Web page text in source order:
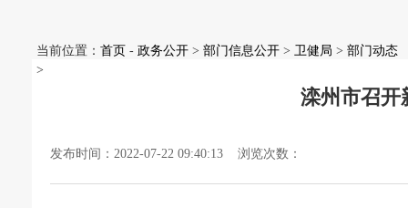
当前位置： 首页 - 政务公开 > 部门信息公开 > 卫健局 > 部门动态
>
滦州市召开
发布时间：2022-07-22 09:40:13 浏览次数：